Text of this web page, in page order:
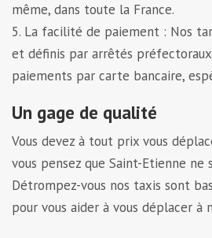
même, dans toute la France.
5. La facilité de paiement : Nos
et définis par arrêtés
paiements par carte bancaire,
Un gage de qualité
Vous devez à tout prix vous
vous pensez que Saint-Etienne ne
Détrompez-vous nos taxis sont
pour vous aider à vous déplacer à